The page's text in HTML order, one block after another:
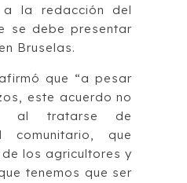
la redacción del
se debe presentar
Bruselas.
que “a pesar
este acuerdo no
al tratarse de
comunitario, que
los agricultores y
tenemos que ser